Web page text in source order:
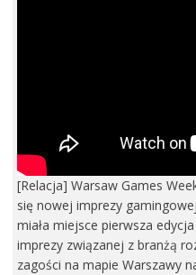
[Relacja] Warsaw Games
się nowej imprezy
miała miejsce pierwsza
imprezy związanej z branżą
zagości na mapie Warszawy